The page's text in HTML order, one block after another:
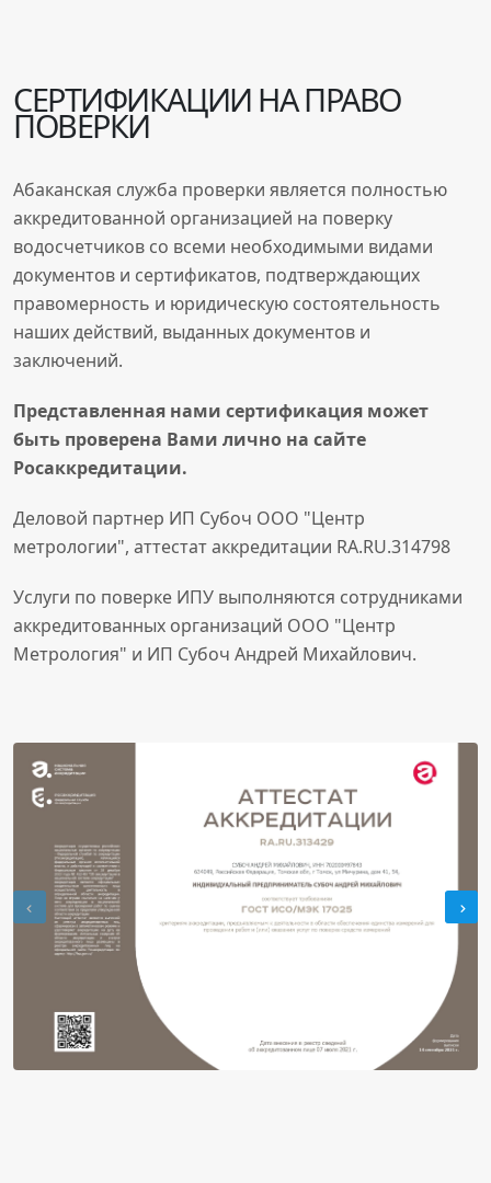
СЕРТИФИКАЦИИ НА ПРАВО
ПОВЕРКИ
Абаканская служба проверки является полностью
аккредитованной организацией на поверку
водосчетчиков со всеми необходимыми видами
документов и сертификатов, подтверждающих
правомерность и юридическую состоятельность
наших действий, выданных документов и
заключений.
Представленная нами сертификация может
быть проверена Вами лично на сайте
Росаккредитации.
Деловой партнер ИП Субоч ООО "Центр
метрологии", аттестат аккредитации RA.RU.314798
Услуги по поверке ИПУ выполняются сотрудниками
аккредитованных организаций ООО "Центр
Метрология" и ИП Субоч Андрей Михайлович.